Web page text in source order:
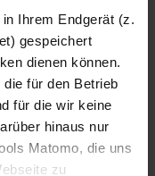
Ihrem Endgerät (z.
gespeichert
dienen können.
für den Betrieb
für die wir keine
hinaus nur
Matomo, die uns
zu
Lorenz